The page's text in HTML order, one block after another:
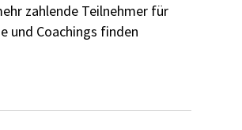
zahlende Teilnehmer für
und Coachings finden